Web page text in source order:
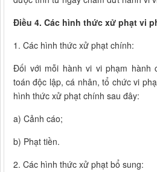
Điều 4. Các hình thức xử phạt vi
1. Các hình thức xử phạt chính:
Đối với mỗi hành vi vi phạm hành
toán độc lập, cá nhân, tổ chức vi
hình thức xử phạt chính sau đây:
a) Cảnh cáo;
b) Phạt tiền.
2. Các hình thức xử phạt bổ sung: